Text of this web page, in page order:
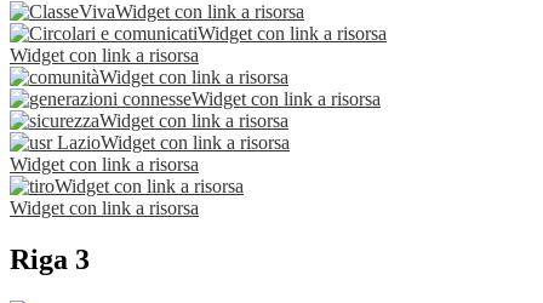
Widget con link a risorsa
Widget con link a risorsa
Widget con link a risorsa
Widget con link a risorsa
Widget con link a risorsa
Widget con link a risorsa
Widget con link a risorsa
Widget con link a risorsa
Widget con link a risorsa
Widget con link a risorsa
Riga 3